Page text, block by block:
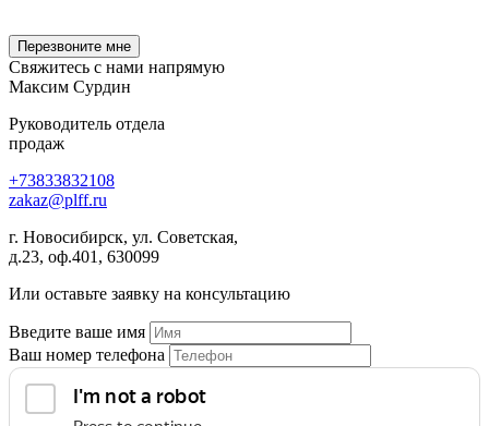
Перезвоните мне
Свяжитесь с нами напрямую
Максим Сурдин
Руководитель отдела
продаж
+73833832108
zakaz@plff.ru
г. Новосибирск, ул. Советская,
д.23, оф.401, 630099
Или оставьте заявку на консультацию
Введите ваше имя
Ваш номер телефона